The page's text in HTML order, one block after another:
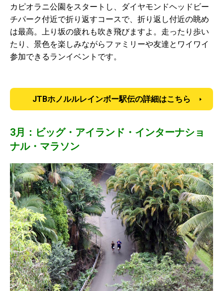
カピオラニ公園をスタートし、ダイヤモンドヘッドビー
チパーク付近で折り返すコースで、折り返し付近の眺め
は最高。上り坂の疲れも吹き飛びますよ。走ったり歩い
たり、景色を楽しみながらファミリーや友達とワイワイ
参加できるランイベントです。
JTBホノルルレインボー駅伝の詳細はこちら
3月：ビッグ・アイランド・インターナショ
ナル・マラソン